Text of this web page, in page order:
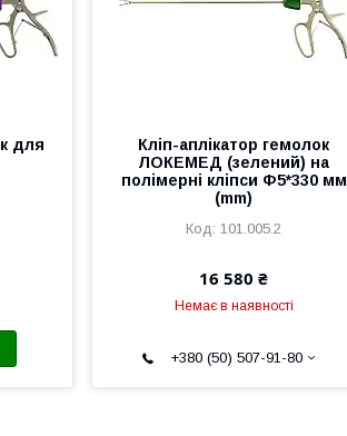
для
Кліп-аплікатор гемолок
ЛОКЕМЕД (зелений) на
полімерні кліпси Ф5*330 мм
(mm)
101.005.2
16 580 ₴
Немає в наявності
+380 (50) 507-91-80